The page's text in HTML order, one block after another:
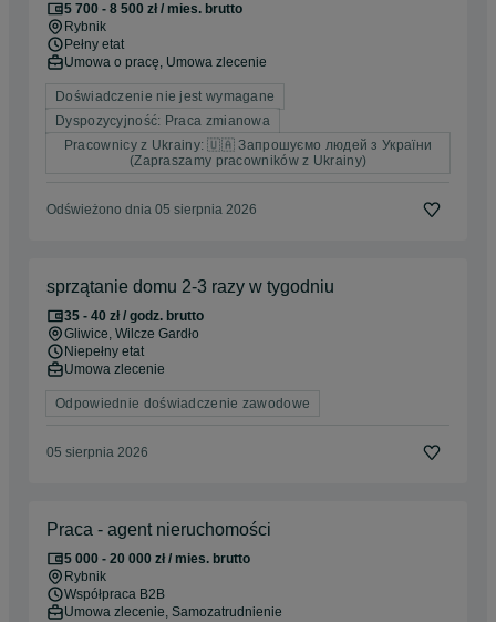
5 700 - 8 500 zł / mies. brutto
Rybnik
Pełny etat
Umowa o pracę, Umowa zlecenie
Doświadczenie nie jest wymagane
Dyspozycyjność: Praca zmianowa
Pracownicy z Ukrainy: 🇺🇦 Запрошуємо людей з України
(Zapraszamy pracowników z Ukrainy)
Odświeżono dnia 05 sierpnia 2026
sprzątanie domu 2-3 razy w tygodniu
35 - 40 zł / godz. brutto
Gliwice, Wilcze Gardło
Niepełny etat
Umowa zlecenie
Odpowiednie doświadczenie zawodowe
05 sierpnia 2026
Praca - agent nieruchomości
5 000 - 20 000 zł / mies. brutto
Rybnik
Współpraca B2B
Umowa zlecenie, Samozatrudnienie